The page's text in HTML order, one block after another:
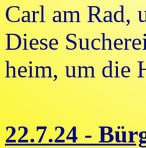
Carl am Rad,
Diese
heim, um die
22.7.24 -